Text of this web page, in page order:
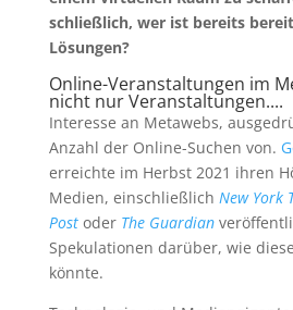
schließlich, wer ist bereits
Lösungen?
Online-Veranstaltungen im
nicht nur Veranstaltungen....
Interesse an Metawebs,
Anzahl der Online-Suchen von.
erreichte im Herbst 2021 ihren
Medien, einschließlich New York
Postoder The Guardian
Spekulationen darüber, wie
könnte.